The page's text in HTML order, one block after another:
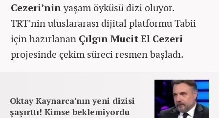
Cezeri’ninyaşam öyküsü dizi oluyor.
TRT’nin uluslararası dijital platformu Tabii
için hazırlanan Çılgın Mucit El Cezeri
projesinde çekim süreci resmen başladı.
Oktay Kaynarca'nın yeni dizisi
şaşırttı! Kimse beklemiyordu